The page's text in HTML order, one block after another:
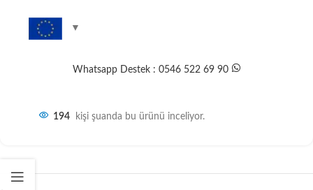
Whatsapp Destek : 0546 522 69 90
194 kişi şuanda bu ürünü inceliyor.